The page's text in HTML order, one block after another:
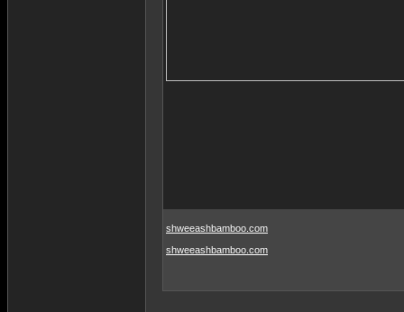
shweeashbamboo.com
shweeashbamboo.com